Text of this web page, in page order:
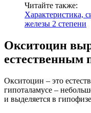
Читайте также:
Характеристика,
железы 2 степени
Окситоцин
естественным
Окситоцин – это
гипоталамусе –
и выделяется в